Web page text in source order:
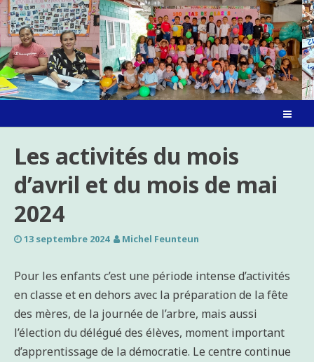
Skip
to
content
Les activités du mois
d’avril et du mois de mai
2024
13 septembre 2024 Michel Feunteun
Pour les enfants c’est une période intense d’activités
en classe et en dehors avec la préparation de la fête
des mères, de la journée de l’arbre, mais aussi
l’élection du délégué des élèves, moment important
d’apprentissage de la démocratie. Le centre continue